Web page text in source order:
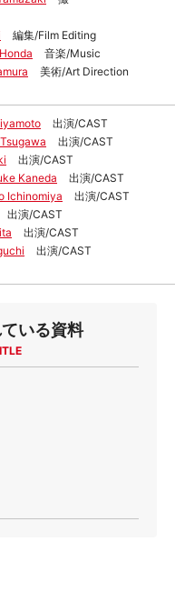
編集/Film Editing
音楽/Music
美術/Art Direction
出演/CAST
出演/CAST
出演/CAST
Kaneda
出演/CAST
Ichinomiya
出演/CAST
出演/CAST
出演/CAST
出演/CAST
いる資料